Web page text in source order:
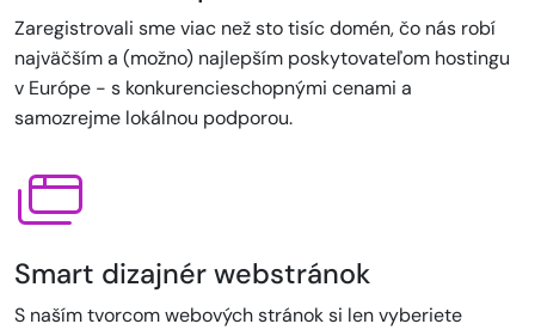
Zaregistrovali sme viac než sto tisíc domén, čo nás robí
najväčším a (možno) najlepším poskytovateľom hostingu
v Európe - s konkurencieschopnými cenami a
samozrejme lokálnou podporou.
Smart dizajnér webstránok
S naším tvorcom webových stránok si len vyberiete